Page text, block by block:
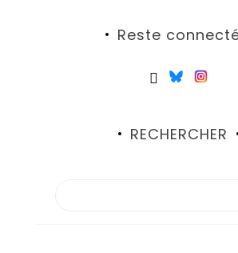
Reste
RECHERCHER